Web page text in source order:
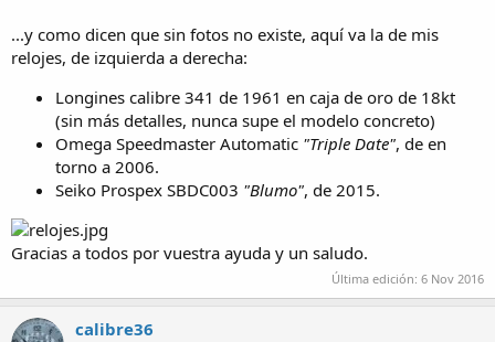
...y como dicen que sin fotos no existe, aquí va la de mis
relojes, de izquierda a derecha:
Longines calibre 341 de 1961 en caja de oro de 18kt
(sin más detalles, nunca supe el modelo concreto)
Omega Speedmaster Automatic "Triple Date", de en
torno a 2006.
Seiko Prospex SBDC003 "Blumo", de 2015.
Gracias a todos por vuestra ayuda y un saludo.
Última edición: 6 Nov 2016
calibre36